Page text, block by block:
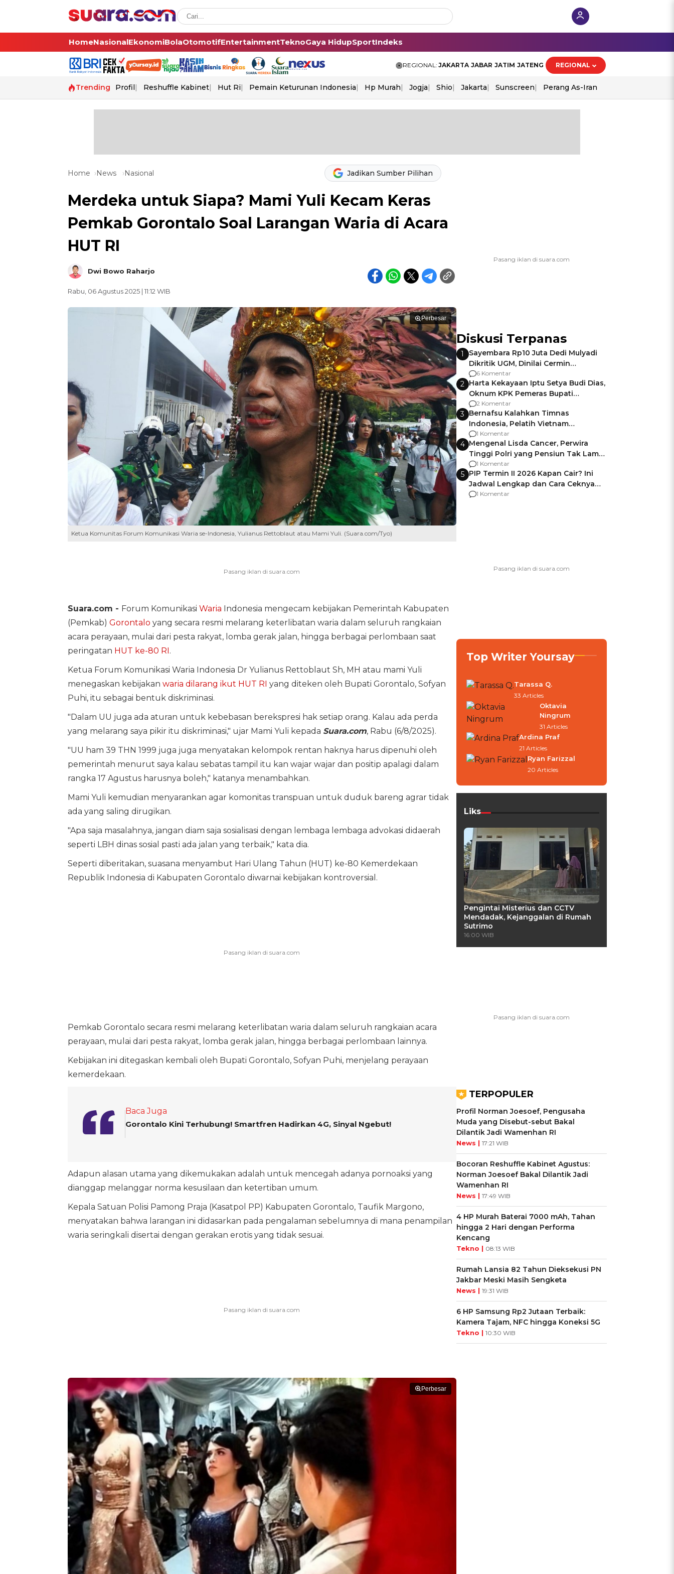
HomeNasionalEkonomiBolaOtomotifEntertainmentTeknoGaya HidupSportIndeks
REGIONAL: JAKARTA JABAR JATIM JATENG REGIONAL
Trending Profil Reshuffle Kabinet Hut Ri Pemain Keturunan Indonesia Hp Murah Jogja Shio Jakarta Sunscreen Perang As-Iran
Home News Nasional Jadikan Sumber Pilihan
Merdeka untuk Siapa? Mami Yuli Kecam Keras
Pemkab Gorontalo Soal Larangan Waria di Acara
HUT RI
Dwi Bowo Raharjo
Rabu, 06 Agustus 2025 | 11:12 WIB
Perbesar
Ketua Komunitas Forum Komunikasi Waria se-Indonesia, Yulianus Rettoblaut atau Mami Yuli. (Suara.com/Tyo)
Suara.com - Forum Komunikasi Waria Indonesia mengecam kebijakan Pemerintah Kabupaten
(Pemkab) Gorontalo yang secara resmi melarang keterlibatan waria dalam seluruh rangkaian
acara perayaan, mulai dari pesta rakyat, lomba gerak jalan, hingga berbagai perlombaan saat
peringatan HUT ke-80 RI.
Ketua Forum Komunikasi Waria Indonesia Dr Yulianus Rettoblaut Sh, MH atau mami Yuli
menegaskan kebijakan waria dilarang ikut HUT RI yang diteken oleh Bupati Gorontalo, Sofyan
Puhi, itu sebagai bentuk diskriminasi.
"Dalam UU juga ada aturan untuk kebebasan berekspresi hak setiap orang. Kalau ada perda
yang melarang saya pikir itu diskriminasi," ujar Mami Yuli kepada Suara.com, Rabu (6/8/2025).
"UU ham 39 THN 1999 juga juga menyatakan kelompok rentan haknya harus dipenuhi oleh
pemerintah menurut saya kalau sebatas tampil itu kan wajar wajar dan positip apalagi dalam
rangka 17 Agustus harusnya boleh," katanya menambahkan.
Mami Yuli kemudian menyarankan agar komonitas transpuan untuk duduk bareng agrar tidak
ada yang saling dirugikan.
"Apa saja masalahnya, jangan diam saja sosialisasi dengan lembaga lembaga advokasi didaerah
seperti LBH dinas sosial pasti ada jalan yang terbaik," kata dia.
Seperti diberitakan, suasana menyambut Hari Ulang Tahun (HUT) ke-80 Kemerdekaan
Republik Indonesia di Kabupaten Gorontalo diwarnai kebijakan kontroversial.
Pemkab Gorontalo secara resmi melarang keterlibatan waria dalam seluruh rangkaian acara
perayaan, mulai dari pesta rakyat, lomba gerak jalan, hingga berbagai perlombaan lainnya.
Kebijakan ini ditegaskan kembali oleh Bupati Gorontalo, Sofyan Puhi, menjelang perayaan
kemerdekaan.
Baca Juga
Gorontalo Kini Terhubung! Smartfren Hadirkan 4G, Sinyal Ngebut!
Adapun alasan utama yang dikemukakan adalah untuk mencegah adanya pornoaksi yang
dianggap melanggar norma kesusilaan dan ketertiban umum.
Kepala Satuan Polisi Pamong Praja (Kasatpol PP) Kabupaten Gorontalo, Taufik Margono,
menyatakan bahwa larangan ini didasarkan pada pengalaman sebelumnya di mana penampilan
waria seringkali disertai dengan gerakan erotis yang tidak sesuai.
Perbesar
Diskusi Terpanas
1
Sayembara Rp10 Juta Dedi Mulyadi
Dikritik UGM, Dinilai Cermin
Gagalnya Negara Jamin Keamanan
6 Komentar
2 Harta Kekayaan Iptu Setya Budi Dias,
Oknum KPK Pemeras Bupati
Pemalang
2 Komentar
3 Bernafsu Kalahkan Timnas
Indonesia, Pelatih Vietnam
Berencana Pakai Jimat di Pakansari
1 Komentar
4 Mengenal Lisda Cancer, Perwira
Tinggi Polri yang Pensiun Tak Lama
Usai Jadi Brigjen
1 Komentar
5 PIP Termin II 2026 Kapan Cair? Ini
Jadwal Lengkap dan Cara Ceknya
agar Dana Tidak Hangus!
1 Komentar
Top Writer Yoursay
Tarassa Q.
33 Articles
Oktavia
Ningrum
31 Articles
Ardina Praf
21 Articles
Ryan Farizzal
20 Articles
Liks
Pengintai Misterius dan CCTV
Mendadak, Kejanggalan di Rumah
Sutrimo
16:00 WIB
TERPOPULER
Profil Norman Joesoef, Pengusaha
Muda yang Disebut-sebut Bakal
Dilantik Jadi Wamenhan RI
News | 17:21 WIB
Bocoran Reshuffle Kabinet Agustus:
Norman Joesoef Bakal Dilantik Jadi
Wamenhan RI
News | 17:49 WIB
4 HP Murah Baterai 7000 mAh, Tahan
hingga 2 Hari dengan Performa
Kencang
Tekno | 08:13 WIB
Rumah Lansia 82 Tahun Dieksekusi PN
Jakbar Meski Masih Sengketa
News | 19:31 WIB
6 HP Samsung Rp2 Jutaan Terbaik:
Kamera Tajam, NFC hingga Koneksi 5G
Tekno | 10:30 WIB